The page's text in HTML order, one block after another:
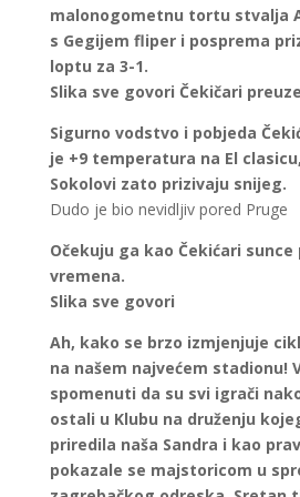
malonogometnu tortu stvalja
s Gegijem fliper i posprema
loptu za 3-1.
Slika sve govori Čekičari
Sigurno vodstvo i pobjeda
je +9 temperatura na El
Sokolovi zato prizivaju snijeg.
Dudo je bio nevidljiv pored Pruge
Očekuju ga kao Čekićari
vremena.
Slika sve govori
Ah, kako se brzo izmjenjuje
na našem najvećem stadionu!
spomenuti da su svi igrači
ostali u Klubu na druženju
priredila naša Sandra i kao
pokazale se majstoricom u